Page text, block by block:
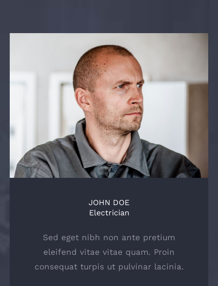
JOHN DOE
Electrician
Sed eget nibh non ante pretium
eleifend vitae vitae quam. Proin
consequat turpis ut pulvinar lacinia.